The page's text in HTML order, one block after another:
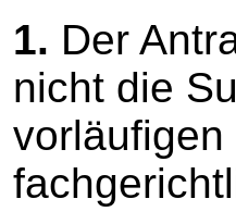
1. Der
nicht die